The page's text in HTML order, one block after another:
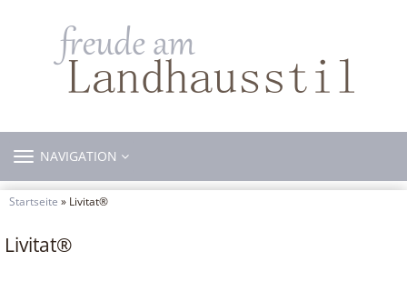
TOGGLE
NAVIGATION
Startseite » Livitat®
Livitat®